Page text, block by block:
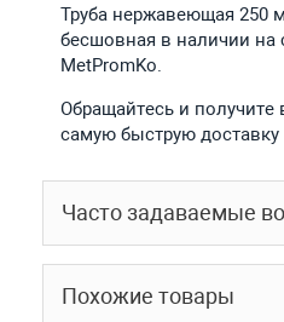
Труба нержавеющая 250
бесшовная в наличии на
MetPromKo.
Обращайтесь и
самую быструю
Часто задаваемые
Похожие товары